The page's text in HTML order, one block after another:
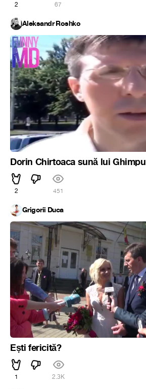
2 67
Aleksandr Roshko
Dorin Chirtoaca sună lui Ghimpu
2 451
Grigorii Duca
Ești fericită?
1 2.3K